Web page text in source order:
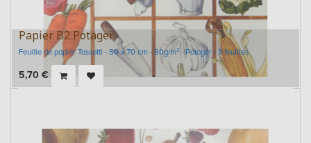
Papier B2 Potager
Feuille de papier Tassotti - 50 x 70 cm - 80g/m² - Potager - 3 feuilles
5,70 €